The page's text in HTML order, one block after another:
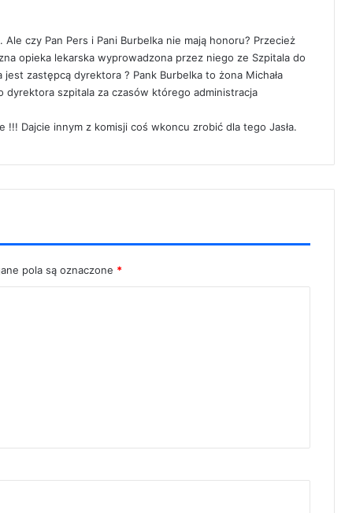
Ale czy Pan Pers i Pani Burbelka nie mają honoru? Przecież
opieka lekarska wyprowadzona przez niego ze Szpitala do
zastępcą dyrektora ? Pank Burbelka to żona Michała
dyrektora szpitala za czasów którego administracja
Dajcie innym z komisji coś wkoncu zrobić dla tego Jasła.
pola są oznaczone *